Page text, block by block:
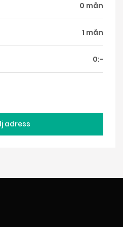
0 mån
1 mån
0:-
adress